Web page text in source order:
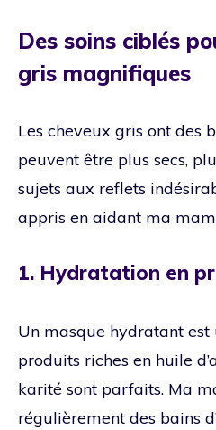
Des soins ciblés
gris magnifiques
Les cheveux gris ont des
peuvent être plus secs,
sujets aux reflets
appris en aidant ma
1. Hydratation en
Un masque hydratant est
produits riches en huile
karité sont parfaits. Ma
régulièrement des bains